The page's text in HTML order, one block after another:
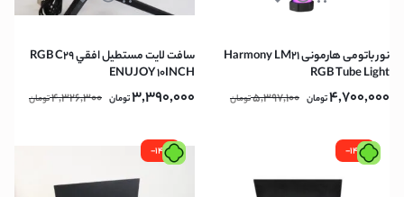
نور باتومی هارمونی Harmony LM21
RGB Tube Light
4,700,000تومان 5,397,100تومان
سافت لايت مستطيل افقي RGB C29
ENUJOY 10INCH
3,390,000تومان 4,326,300تومان
-14%
-14%